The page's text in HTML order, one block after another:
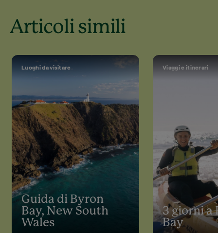
Articoli simili
Luoghi da visitare
Guida di Byron
Bay, New South
Wales
Viaggi e itinerari
3 giorni a
Bay